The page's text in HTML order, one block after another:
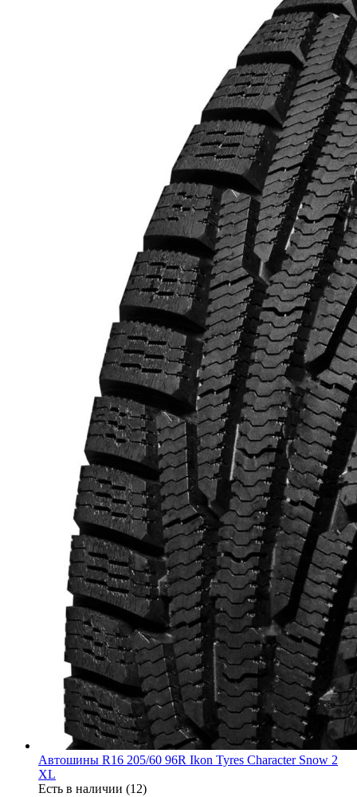
Автошины R16 205/60 96R Ikon Tyres Character Snow 2
XL
Есть в наличии (12)